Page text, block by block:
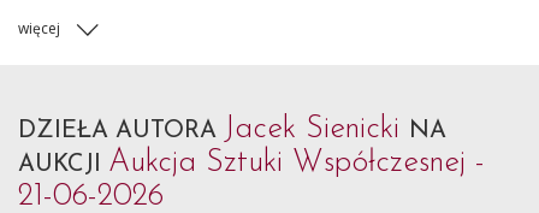
więcej
DZIEŁA AUTORA Jacek Sienicki NA
AUKCJI Aukcja Sztuki Współczesnej -
21-06-2026